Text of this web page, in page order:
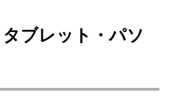
ブレット・パソ